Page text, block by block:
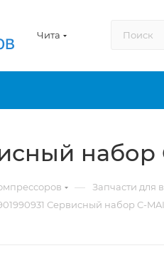
Чита
набор
— Запчасти для
Сервисный набор C-